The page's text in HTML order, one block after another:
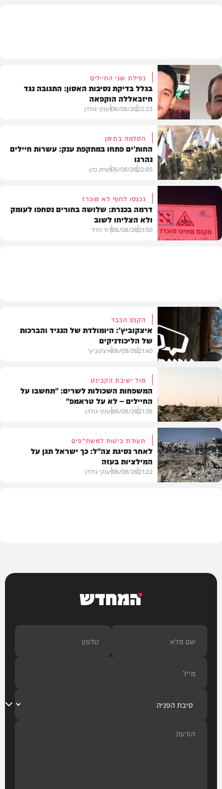
צבא וביטחון
נפילת שני החיילים
בגלל בדיקת נסיבות האסון: התגובה נגד
חיזבאללה הוקפאה
22:23
06/08/26יענקי גולדן
בעולם
הסלמה בתימן
החות'ים פתחו במתקפת ענק: עשרות חיילים
נהרגו
22:05
06/08/26יצחק כהן
נכנסו לחוף לא מוכרז
דרמה בכנרת: שלושה בחורים נסחפו לעומק
ולא הצליחו לשוב
21:50
06/08/26דוד חדד
חדשות
הקנס הכבד
איצקוביץ': היומולדת של הנגיד והברכות
של הליכודניקים
21:40
06/08/26איצקוביץ'
צבא וביטחון
מול ישיבת הקבינט
המשפחות השכולות לשרים: "תחשבו על
החיילים – לא על טראמפ"
21:36
06/08/26יענקי גולדן
תעודת ביטוח למשת"פים
לאחר נסיגת צה"ל: כך ישראל תגן על
המילציות בעזה
21:22
06/08/26יענקי גולדן
המחדש